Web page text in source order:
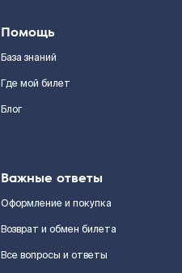
Помощь
База знаний
Где мой билет
Блог
Важные ответы
Оформление и покупка
Возврат и обмен билета
Все вопросы и ответы